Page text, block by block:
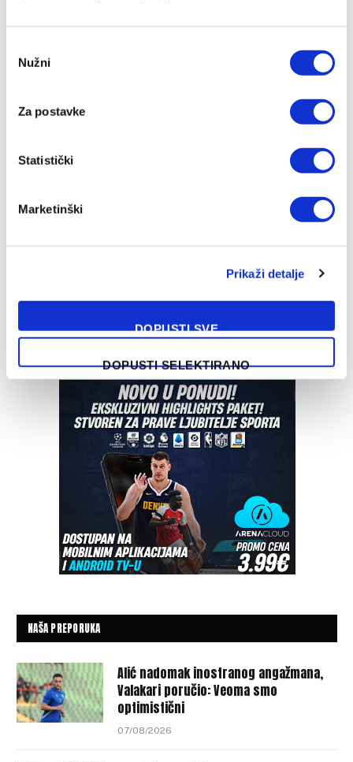
Selection
Nužni
Za postavke
Statistički
Marketinški
Prikaži detalje
DOPUSTI SVE
DOPUSTI SELEKTIRANO
NAŠA PREPORUKA
Alić nadomak inostranog angažmana,
Valakari poručio: Veoma smo
optimistični
07/08/2026